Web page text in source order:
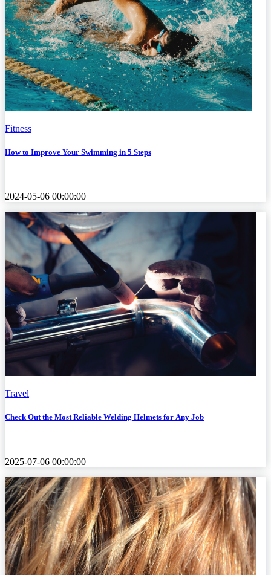
Fitness
How to Improve Your Swimming in 5 Steps
2024-05-06 00:00:00
Travel
Check Out the Most Reliable Welding Helmets for Any Job
2025-07-06 00:00:00